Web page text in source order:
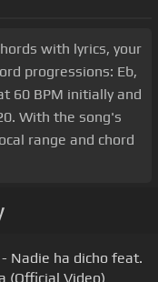
with lyrics, your
progressions: Eb,
60 BPM initially and
With the song's
range and chord
Nadie ha dicho feat.
(Official Video)